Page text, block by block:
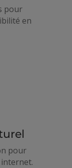
pour
en
pour